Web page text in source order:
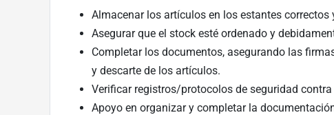
Almacenar los artículos en los estantes correctos
Asegurar que el stock esté ordenado y
Completar los documentos, asegurando las
y descarte de los artículos.
Verificar registros/protocolos de seguridad
Apoyo en organizar y completar la